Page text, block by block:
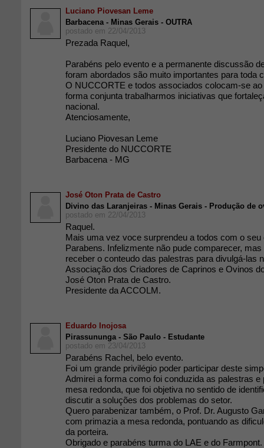
Luciano Piovesan Leme
Barbacena - Minas Gerais - OUTRA
postado em 22/04/2013
Prezada Raquel,
Parabéns pelo evento e a permanente discussão
foram abordados são muito importantes para toda
O NUCCORTE e todos associados colocam-se ao
forma conjunta trabalharmos iniciativas que
nacional.
Atenciosamente,
Luciano Piovesan Leme
Presidente do NUCCORTE
Barbacena - MG
José Oton Prata de Castro
Divino das Laranjeiras - Minas Gerais - Produção de
postado em 22/04/2013
Raquel.
Mais uma vez voce surprendeu a todos com o seu
Parabens. Infelizmente não pude comparecer,
receber o conteudo das palestras para divulgá-las
Associação dos Criadores de Caprinos e Ovinos
José Oton Prata de Castro.
Presidente da ACCOLM.
Eduardo Inojosa
Pirassununga - São Paulo - Estudante
postado em 23/04/2013
Parabéns Rachel, belo evento.
Foi um grande privilégio poder participar deste
Admirei a forma como foi conduzida as palestras e
mesa redonda, que foi objetiva no sentido de
discutir a soluções dos problemas do setor.
Quero parabenizar também, o Prof. Dr. Augusto
com primazia a mesa redonda, pontuando as
da porteira.
Obrigado e parabéns turma do LAE e do Farmpont.